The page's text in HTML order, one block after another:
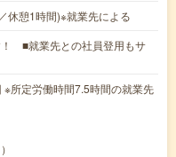
休憩1時間)※就業先による
■就業先との社員登用もサ
所定労働時間7.5時間の就業先